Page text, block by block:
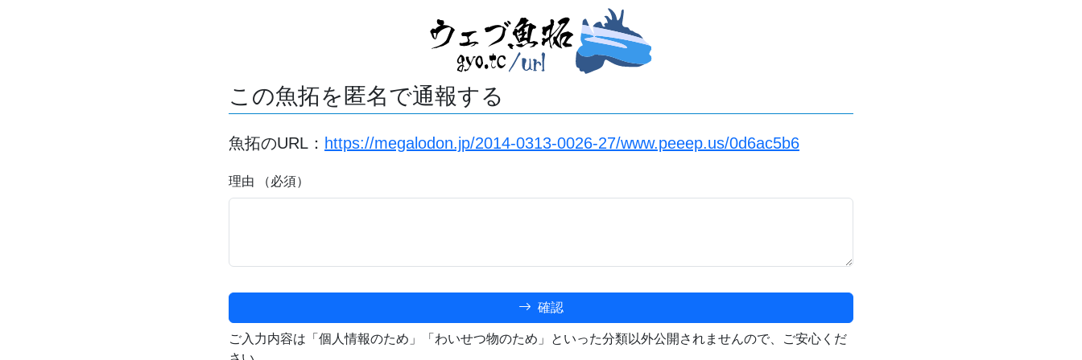
この魚拓を匿名で通報する
魚拓のURL： https://megalodon.jp/2014-0313-0026-27/www.peeep.us/0d6ac5b6
理由 （必須）
確認
ご入力内容は「個人情報のため」「わいせつ物のため」といった分類以外公開されませんので、ご安心くだ